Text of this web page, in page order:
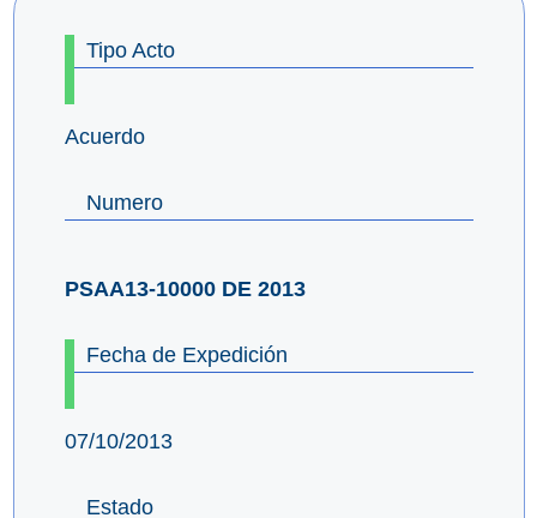
Tipo Acto
Acuerdo
Numero
PSAA13-10000 DE 2013
Fecha de Expedición
07/10/2013
Estado